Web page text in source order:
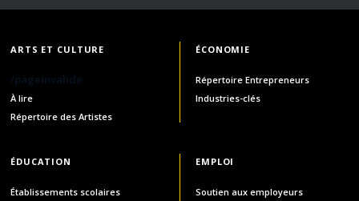
ARTS ET CULTURE
/pageInvalide
À lire
Répertoire des Artistes
ÉCONOMIE
Répertoire Entrepreneurs
Industries-clés
ÉDUCATION
Établissements scolaires
EMPLOI
Soutien aux employeurs